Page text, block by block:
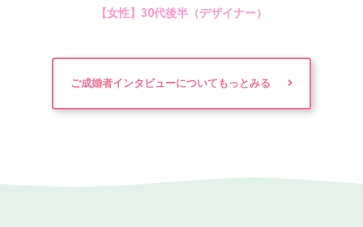
【女性】30代後半（デザイナー）
ご成婚者インタビューについてもっとみる